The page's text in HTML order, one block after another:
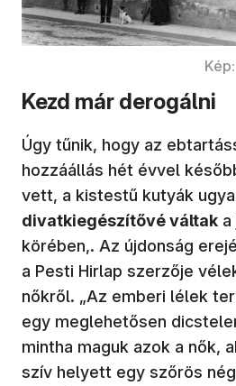
Kezd már derogálni
Úgy tűnik, hogy az
hozzáállás hét évvel
vett, a kistestű kutyák
divatkiegészítővé váltak
körében,. Az újdonság
a Pesti Hirlap szerzője
nőkről. „Az emberi lélek
egy meglehetősen
mintha maguk azok a nők,
szív helyett egy szőrös